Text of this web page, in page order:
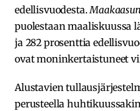
edellisvuodesta. Maakaasun
puolestaan maaliskuussa
ja 282 prosenttia
ovat moninkertaistuneet
Alustavien
perusteella